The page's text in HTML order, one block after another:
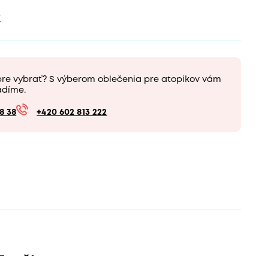
vybrať? S výberom oblečenia pre atopikov vám
38 +420 602 813 222